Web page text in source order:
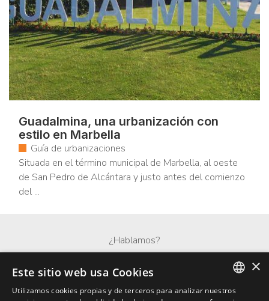
Guadalmina, una urbanización con
estilo en Marbella
Guía de urbanizaciones
Situada en el término municipal de Marbella, al oeste
de San Pedro de Alcántara y justo antes del comienzo
del ...
¿Hablamos?
Whatsapp
×
Este sitio web usa Cookies
Utilizamos cookies propias y de terceros para analizar nuestros